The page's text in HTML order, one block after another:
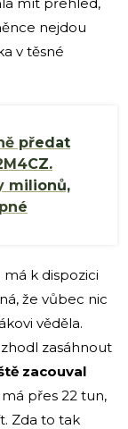
nejdou
v těsné
předat
milionů,
má k dispozici
že vůbec nic
věděla.
zasáhnout
zacouval
přes 22 tun,
Zda to tak